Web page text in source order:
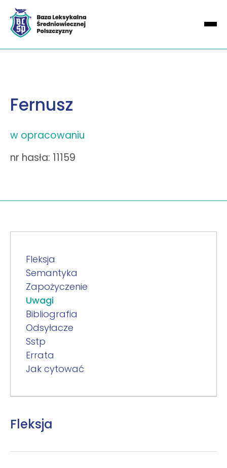
Fernusz
w opracowaniu
nr hasła: 11159
Fleksja
Semantyka
Zapożyczenie
Uwagi
Bibliografia
Odsyłacze
Sstp
Errata
Jak cytować
Fleksja